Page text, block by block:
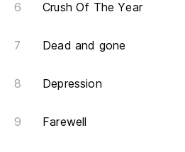
Crush Of The Year
Dead and gone
Depression
Farewell